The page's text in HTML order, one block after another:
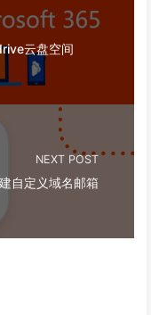
云盘空间
NEXT POST
自定义域名邮箱